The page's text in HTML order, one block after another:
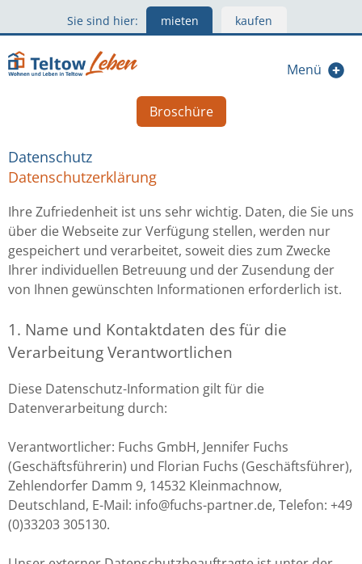
Sie sind hier: mieten kaufen
Menü
Broschüre
Datenschutz
Datenschutzerklärung
Ihre Zufriedenheit ist uns sehr wichtig. Daten, die Sie uns
über die Webseite zur Verfügung stellen, werden nur
gespeichert und verarbeitet, soweit dies zum Zwecke
Ihrer individuellen Betreuung und der Zusendung der
von Ihnen gewünschten Informationen erforderlich ist.
1. Name und Kontaktdaten des für die
Verarbeitung Verantwortlichen
Diese Datenschutz-Information gilt für die
Datenverarbeitung durch:
Verantwortlicher: Fuchs GmbH, Jennifer Fuchs
(Geschäftsführerin) und Florian Fuchs (Geschäftsführer),
Zehlendorfer Damm 9, 14532 Kleinmachnow,
Deutschland, E-Mail: info@fuchs-partner.de, Telefon: +49
(0)33203 305130.